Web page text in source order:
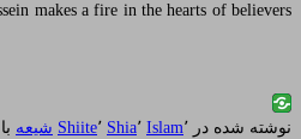
makes a fire in the hearts of believers
نوشته شده در Islam٬ Shia٬ Shiite٬ شیعه